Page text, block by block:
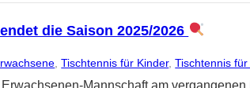
die Saison 2025/2026
, Tischtennis für Kinder, Tischtennis
Mannschaft am